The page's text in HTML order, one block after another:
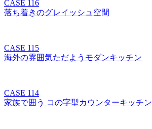
CASE 116
落ち着きのグレイッシュ空間
CASE 115
海外の雰囲気ただようモダンキッチン
CASE 114
家族で囲う コの字型カウンターキッチン